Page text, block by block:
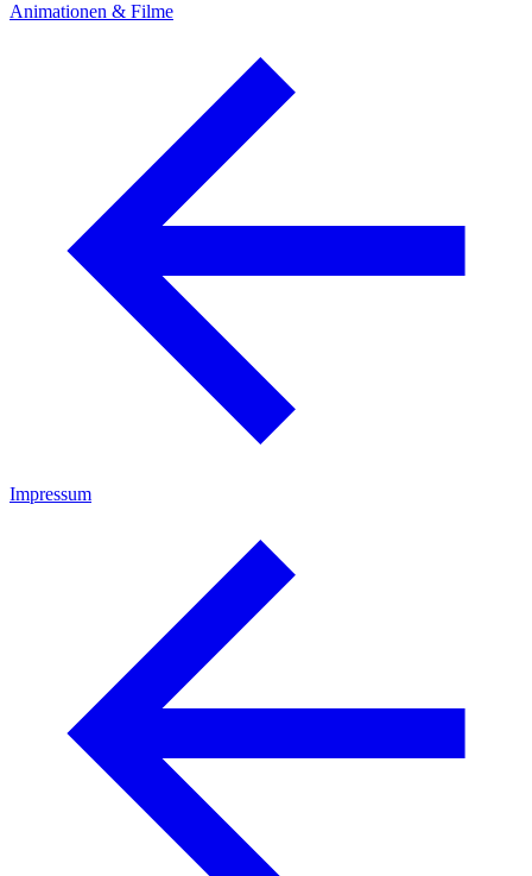
Animationen & Filme
Impressum